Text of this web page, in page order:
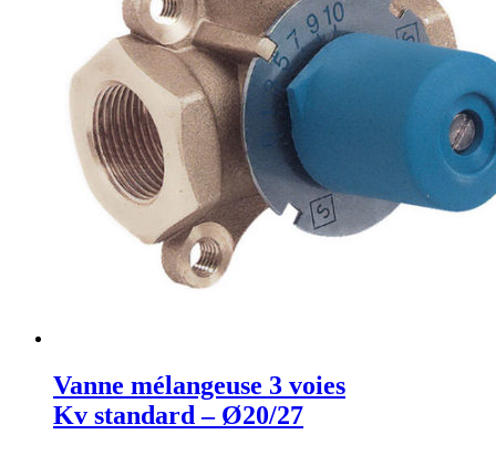
Vanne mélangeuse 3 voies
Kv standard – Ø20/27